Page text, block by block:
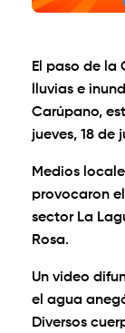
El paso de la
lluvias e
Carúpano,
jueves, 18 de
Medios
provocaron
sector La
Rosa.
Un video
el agua
Diversos